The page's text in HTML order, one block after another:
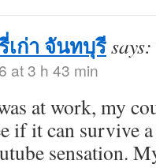
ก่า จันทบุรีsays:
at 3 h 43 min
at work, my
if it can survive
sensation.